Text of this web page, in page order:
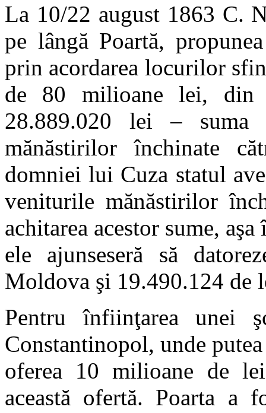
La 10/22 august 1863 C.
pe lângă Poartă,
prin acordarea locurilor
de 80 milioane lei, din
28.889.020 lei – suma
mănăstirilor închinate
domniei lui Cuza statul
veniturile mănăstirilor
achitarea acestor sume,
ele ajunseseră să
Moldova şi 19.490.124 de
Pentru înfiinţarea
Constantinopol, unde
oferea 10 milioane de
această ofertă. Poarta a